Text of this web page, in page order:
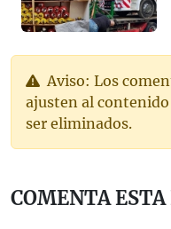
Aviso: Los
ajusten al
ser eliminados.
COMENTA